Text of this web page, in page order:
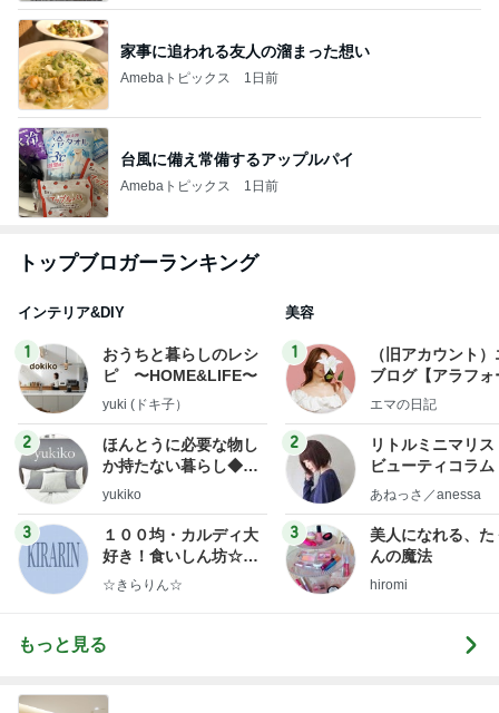
家事に追われる友人の溜まった想い
Amebaトピックス 1日前
台風に備え常備するアップルパイ
Amebaトピックス 1日前
トップブロガーランキング
インテリア&DIY
1
おうちと暮らしのレシ
ピ 〜HOME&LIFE〜
yuki (ドキ子）
2
ほんとうに必要な物し
か持たない暮らし◆Ke
ep Life Simple◆〜イ
yukiko
3
１００均・カルディ大
好き！食いしん坊☆き
らりん☆のブログ
☆きらりん☆
美容
1
（旧アカウント
ブログ【アラフォ
社売却セカンドラ
エマの日記
2
リトルミニマリス
ビューティコラ
little
あねっさ／anessa
3
美人になれる、た
んの魔法
hiromi
もっと見る